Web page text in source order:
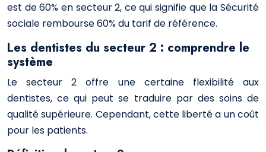
est de 60% en secteur 2, ce qui signifie que la Sécurité
sociale rembourse 60% du tarif de référence.
Les dentistes du secteur 2 : comprendre le
système
Le secteur 2 offre une certaine flexibilité aux
dentistes, ce qui peut se traduire par des soins de
qualité supérieure. Cependant, cette liberté a un coût
pour les patients.